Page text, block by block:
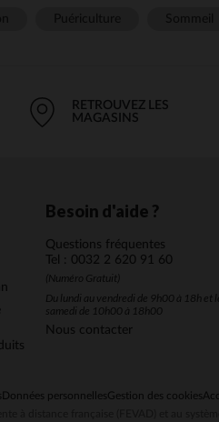
RETROUVEZ LES
MAGASINS
Besoin d'aide ?
Questions fréquentes
Tel : 0032 2 620 91 60
(Numéro Gratuit)
Du lundi au vendredi de 9h00 à 18h et le
samedi de 10h00 à 18h00
Nous contacter
Données personnellesGestion des cookies